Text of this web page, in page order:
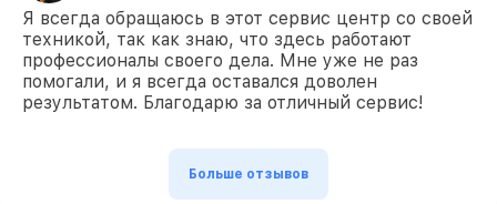
Я всегда обращаюсь в этот сервис центр со своей
техникой, так как знаю, что здесь работают
профессионалы своего дела. Мне уже не раз
помогали, и я всегда оставался доволен
результатом. Благодарю за отличный сервис!
Больше отзывов